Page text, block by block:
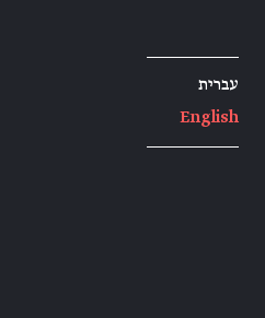
עברית
English